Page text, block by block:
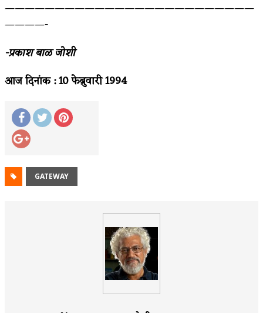
—————————————————————————
————-
-प्रकाश बाळ जोशी
आज दिनांक: 10फेब्रुवारी1994
GATEWAY